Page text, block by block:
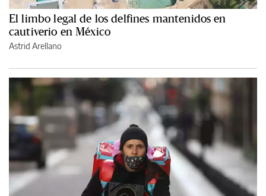
El limbo legal de los delfines mantenidos en
cautiverio en México
Astrid Arellano